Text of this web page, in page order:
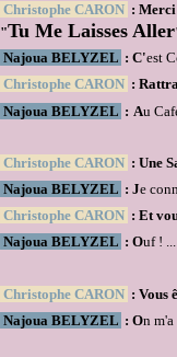
Christophe CARON :
"Tu Me Laisses Aller
Najoua BELYZEL : C'est
Christophe CARON :
Najoua BELYZEL : Au
Christophe CARON : Une
Najoua BELYZEL : Je
Christophe CARON : Et
Najoua BELYZEL : Ouf !
Christophe CARON : Vous
Najoua BELYZEL : On